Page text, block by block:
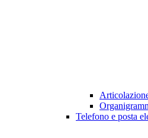
Telefono e posta